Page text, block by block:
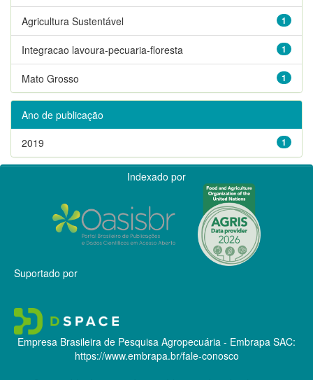
1
Agricultura Sustentável
1
Integracao lavoura-pecuaria-floresta
1
Mato Grosso
Ano de publicação
1
2019
Indexado por
Suportado por
Empresa Brasileira de Pesquisa Agropecuária - Embrapa SAC:
https://www.embrapa.br/fale-conosco